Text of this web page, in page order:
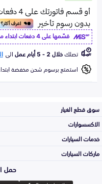
قسّمها على 4 دفعات ابتداء من
تصلكخلال 2 - 5 أيام عمل الى
استمتع برسوم شحن مخفضة
سوق قطع الغيار
الاكسسوارات
خدمات السيارات
ماركات السيارات
حمل